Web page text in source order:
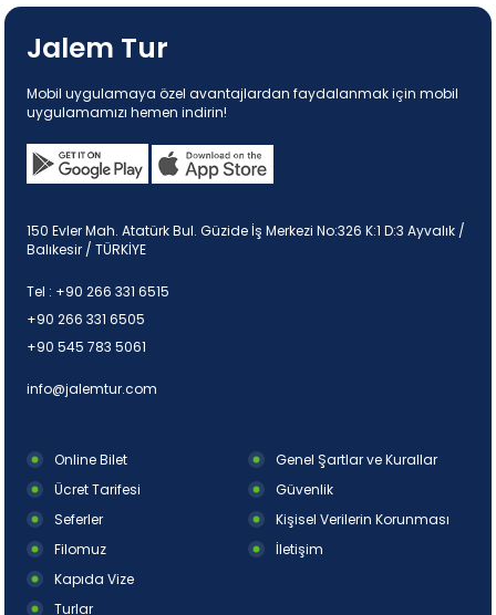
Jalem Tur
Mobil uygulamaya özel avantajlardan faydalanmak için mobil
uygulamamızı hemen indirin!
150 Evler Mah. Atatürk Bul. Güzide İş Merkezi No:326 K:1 D:3 Ayvalık /
Balıkesir / TÜRKİYE
Tel : +90 266 331 6515
+90 266 331 6505
+90 545 783 5061
info@jalemtur.com
Online Bilet
Ücret Tarifesi
Seferler
Filomuz
Kapıda Vize
Turlar
Genel Şartlar ve Kurallar
Güvenlik
Kişisel Verilerin Korunması
İletişim